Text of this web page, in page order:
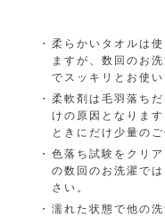
柔らかいタオルは
ますが、数回のお
でスッキリとお使
柔軟剤は毛羽落ち
けの原因となりま
ときにだけ少量の
色落ち試験をクリ
の数回のお洗濯で
さい。
濡れた状態で他の